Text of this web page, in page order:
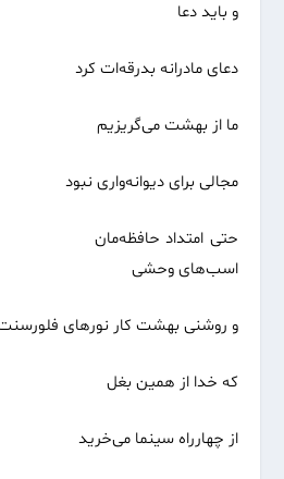
و باید دعا
دعای مادرانه بدرقه‌ات کرد
ما از بهشت می‌گریزیم
مجالی برای دیوانه‌واری نبود
حتی امتداد حافظه‌مان پر
اسب‌های وحشی
و روشنی بهشت کار نورهای
که خدا از همین بغل
از چهارراه سینما می‌خرید